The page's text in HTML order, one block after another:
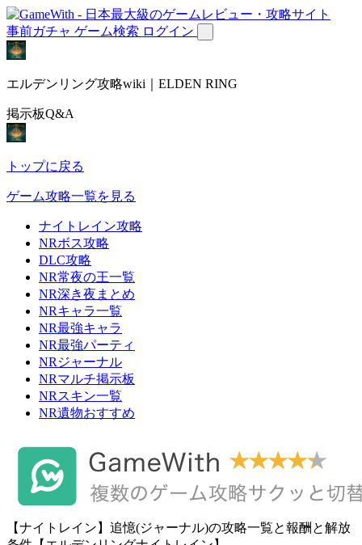
事前ガチャ ゲーム検索 ログイン
エルデンリング攻略wiki｜ELDEN RING
掲示板Q&A
トップに戻る
ゲーム攻略一覧を見る
ナイトレイン攻略
NRボス攻略
DLC攻略
NR常夜の王一覧
NR深き夜まとめ
NRキャラ一覧
NR最強キャラ
NR最強パーティ
NRジャーナル
NRマルチ掲示板
NRスキン一覧
NR遺物おすすめ
【ナイトレイン】追憶(ジャーナル)の攻略一覧と報酬と解放